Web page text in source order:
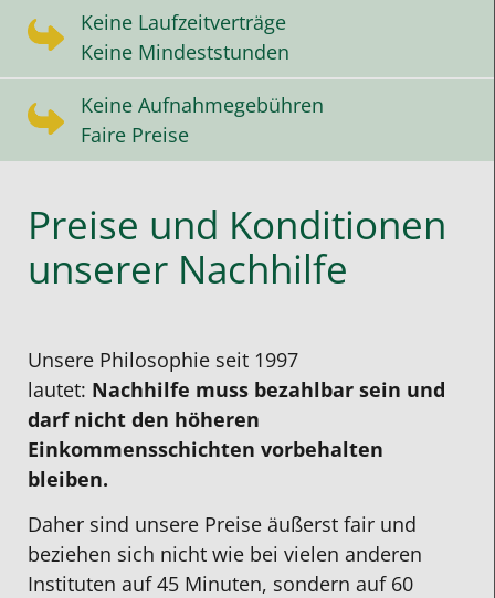
Keine Laufzeitverträge
Keine Mindeststunden
Keine Aufnahmegebühren
Faire Preise
Preise und Konditionen
unserer Nachhilfe
Unsere Philosophie seit 1997
lautet: Nachhilfe muss bezahlbar sein und
darf nicht den höheren
Einkommensschichten vorbehalten
bleiben.
Daher sind unsere Preise äußerst fair und
beziehen sich nicht wie bei vielen anderen
Instituten auf 45 Minuten, sondern auf 60